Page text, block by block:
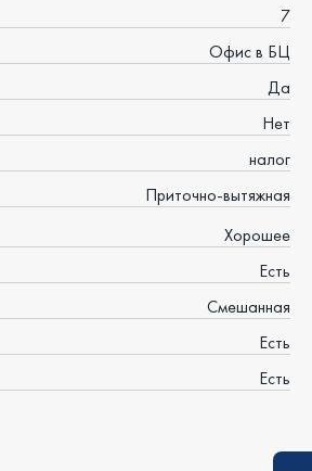
7
Офис в БЦ
Да
Нет
налог
Приточно-вытяжная
Хорошее
Есть
Смешанная
Есть
Есть